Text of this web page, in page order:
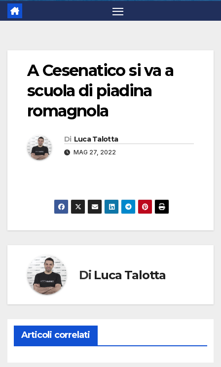
A Cesenatico si va a
scuola di piadina
romagnola
Di Luca Talotta
MAG 27, 2022
Di Luca Talotta
Articoli correlati